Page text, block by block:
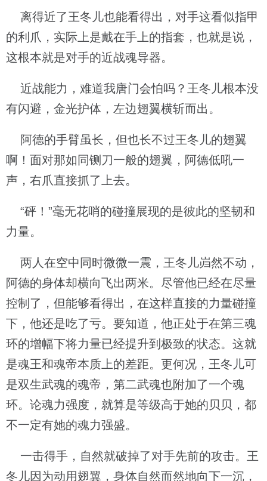
离得近了王冬儿也能看得出，对手这看似指甲
的利爪，实际上是戴在手上的指套，也就是说，
这根本就是对手的近战魂导器。
近战能力，难道我唐门会怕吗？王冬儿根本没
有闪避，金光护体，左边翅翼横斩而出。
阿德的手臂虽长，但也长不过王冬儿的翅翼
啊！面对那如同铡刀一般的翅翼，阿德低吼一
声，右爪直接抓了上去。
“砰！”毫无花哨的碰撞展现的是彼此的坚韧和
力量。
两人在空中同时微微一震，王冬儿岿然不动，
阿德的身体却横向飞出两米。尽管他已经在尽量
控制了，但能够看得出，在这样直接的力量碰撞
下，他还是吃了亏。要知道，他正处于在第三魂
环的增幅下将力量已经提升到极致的状态。这就
是魂王和魂帝本质上的差距。更何况，王冬儿可
是双生武魂的魂帝，第二武魂也附加了一个魂
环。论魂力强度，就算是等级高于她的贝贝，都
不一定有她的魂力强盛。
一击得手，自然就破掉了对手先前的攻击。王
冬儿因为动用翅翼，身体自然而然地向下一沉，